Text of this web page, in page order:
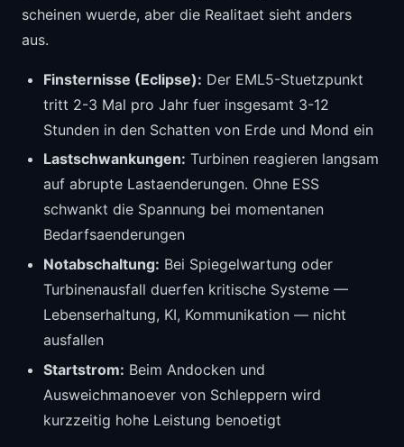
scheinen wuerde, aber die Realitaet sieht anders
aus.
Finsternisse (Eclipse): Der EML5-Stuetzpunkt
tritt 2-3 Mal pro Jahr fuer insgesamt 3-12
Stunden in den Schatten von Erde und Mond ein
Lastschwankungen: Turbinen reagieren langsam
auf abrupte Lastaenderungen. Ohne ESS
schwankt die Spannung bei momentanen
Bedarfsaenderungen
Notabschaltung: Bei Spiegelwartung oder
Turbinenausfall duerfen kritische Systeme —
Lebenserhaltung, KI, Kommunikation — nicht
ausfallen
Startstrom: Beim Andocken und
Ausweichmanoever von Schleppern wird
kurzzeitig hohe Leistung benoetigt